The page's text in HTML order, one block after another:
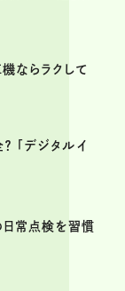
ならラクして
「デジタルイ
常点検を習慣